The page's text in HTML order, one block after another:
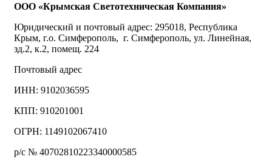
ООО «Крымская Светотехническая Компания»
Юридический и почтовый адрес: 295018, Республика
Крым, г.о. Симферополь, г. Симферополь, ул. Линейная,
зд.2, к.2, помещ. 224
Почтовый адрес
ИНН: 9102036595
КПП: 910201001
ОГРН: 1149102067410
р/с № 40702810223340000585